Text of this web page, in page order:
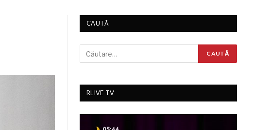
CAUTĂ
RLIVE TV